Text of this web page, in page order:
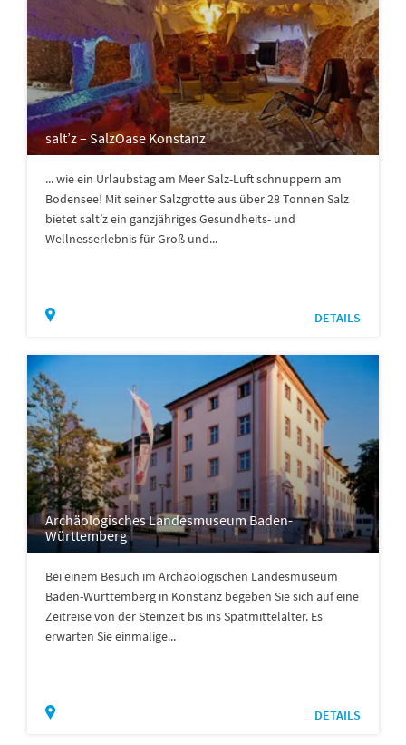
salt’z – SalzOase Konstanz
... wie ein Urlaubstag am Meer Salz-Luft schnuppern am
Bodensee! Mit seiner Salzgrotte aus über 28 Tonnen Salz
bietet salt’z ein ganzjähriges Gesundheits- und
Wellnesserlebnis für Groß und...
DETAILS
Archäologisches Landesmuseum Baden-
Württemberg
Bei einem Besuch im Archäologischen Landesmuseum
Baden-Württemberg in Konstanz begeben Sie sich auf eine
Zeitreise von der Steinzeit bis ins Spätmittelalter. Es
erwarten Sie einmalige...
DETAILS